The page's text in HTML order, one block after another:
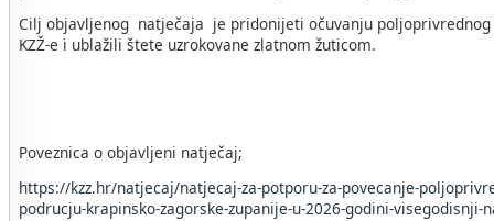
Cilj objavljenog natječaja je pridonijeti očuvanju
KZŽ-e i ublažili štete uzrokovane zlatnom žuticom.
Poveznica o objavljeni natječaj;
https://kzz.hr/natjecaj/natjecaj-za-potporu-za-povecanje-
podrucju-krapinsko-zagorske-zupanije-u-2026-godini-visegodisnji-